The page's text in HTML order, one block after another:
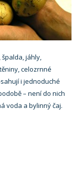
jáhly,
celozrnné
i jednoduché
– není do nich
voda a bylinný čaj.